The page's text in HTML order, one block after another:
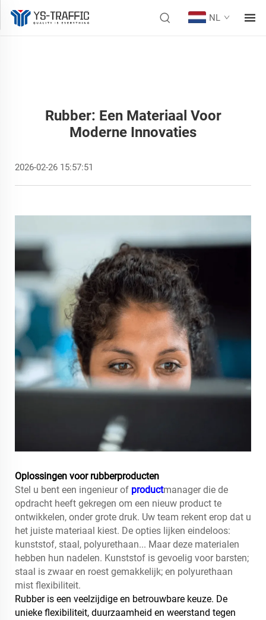
NL
Rubber: Een Materiaal Voor
Moderne Innovaties
2026-02-26 15:57:51
Oplossingen voor rubberproducten
Stel u bent een ingenieur of productmanager die de
opdracht heeft gekregen om een nieuw product te
ontwikkelen, onder grote druk. Uw team rekent erop dat u
het juiste materiaal kiest. De opties lijken eindeloos:
kunststof, staal, polyurethaan... Maar deze materialen
hebben hun nadelen. Kunststof is gevoelig voor barsten;
staal is zwaar en roest gemakkelijk; en polyurethaan
mist flexibiliteit.
Rubber is een veelzijdige en betrouwbare keuze. De
unieke flexibiliteit, duurzaamheid en weerstand tegen